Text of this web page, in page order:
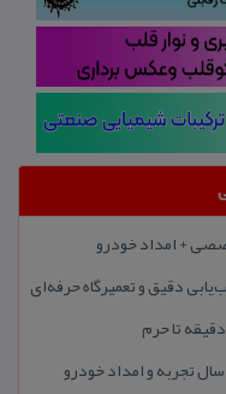
+ امداد خودرو
دقیق و تعمیرگاه حرفه‌ای